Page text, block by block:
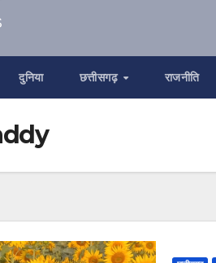
दुनिया छत्तीसगढ़ राजनीति